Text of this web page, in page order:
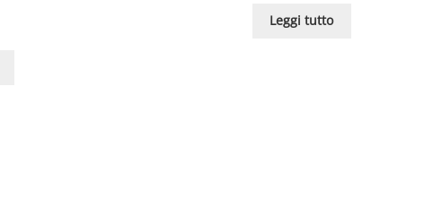
Leggi tutto